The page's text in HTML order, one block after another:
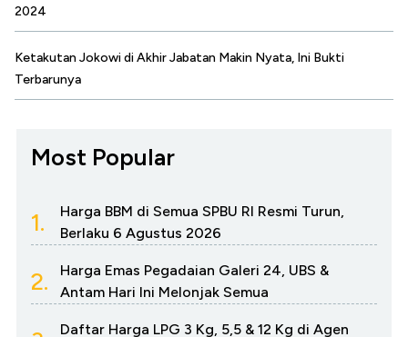
2024
Ketakutan Jokowi di Akhir Jabatan Makin Nyata, Ini Bukti
Terbarunya
Most Popular
1.
Harga BBM di Semua SPBU RI Resmi Turun,
Berlaku 6 Agustus 2026
2.
Harga Emas Pegadaian Galeri 24, UBS &
Antam Hari Ini Melonjak Semua
Daftar Harga LPG 3 Kg, 5,5 & 12 Kg di Agen